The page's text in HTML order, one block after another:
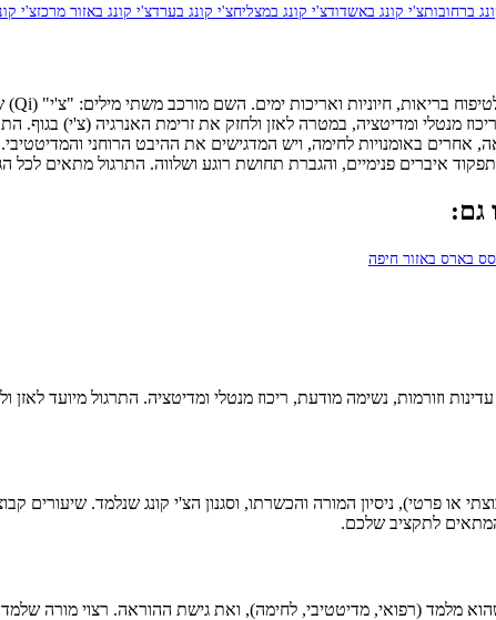
ברחובותצ'י קונג באשדודצ'י קונג במצליחצ'י קונג בערדצ'י קונג באזור מרכזצ'י
מנטלי ומדיטציה, במטרה לאזן ולחזק את זרימת האנרגיה (צ'י)
באומנויות לחימה, ויש המדגישים את ההיבט הרוחני והמדיטטיבי.
איברים פנימיים, והגברת תחושת רוגע ושלווה. התרגול מתאים לכל
גם:
בארס באזור חיפה
וזורמות, נשימה מודעת, ריכוז מנטלי ומדיטציה. התרגול מיועד
המתאים לתקציב שלכם.
מלמד (רפואי, מדיטטיבי, לחימה), ואת גישת ההוראה. רצוי מורה